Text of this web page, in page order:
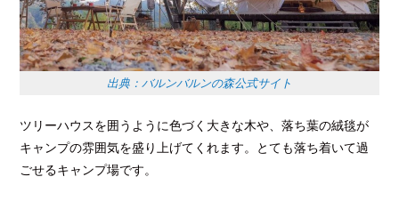
出典：バルンバルンの森公式サイト
ツリーハウスを囲うように色づく大きな木や、落ち葉の絨毯が
キャンプの雰囲気を盛り上げてくれます。とても落ち着いて過
ごせるキャンプ場です。